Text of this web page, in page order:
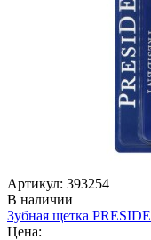
Артикул: 393254
В наличии
Зубная щетка
Цена: